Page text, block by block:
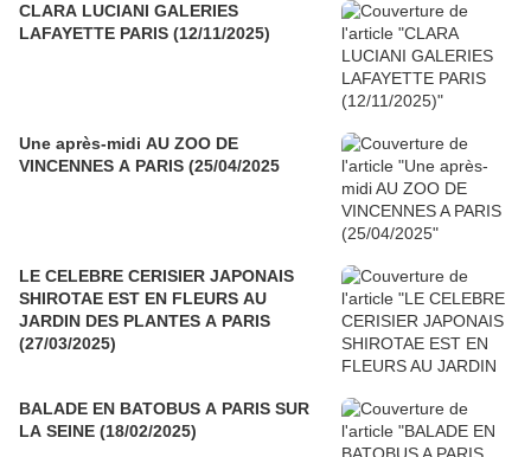
CLARA LUCIANI GALERIES
LAFAYETTE PARIS (12/11/2025)
Une après-midi AU ZOO DE
VINCENNES A PARIS (25/04/2025
LE CELEBRE CERISIER JAPONAIS
SHIROTAE EST EN FLEURS AU
JARDIN DES PLANTES A PARIS
(27/03/2025)
BALADE EN BATOBUS A PARIS SUR
LA SEINE (18/02/2025)